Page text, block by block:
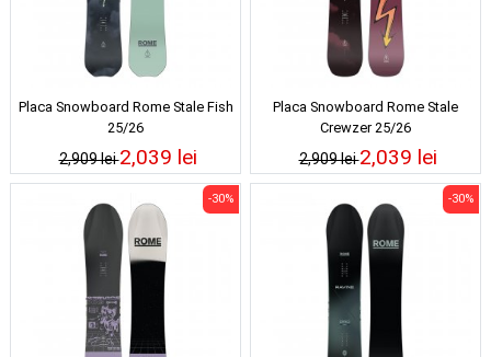
Placa Snowboard Rome Stale Fish
25/26
2,909 lei2,039 lei
Placa Snowboard Rome Stale
Crewzer 25/26
2,909 lei2,039 lei
-30% -30%